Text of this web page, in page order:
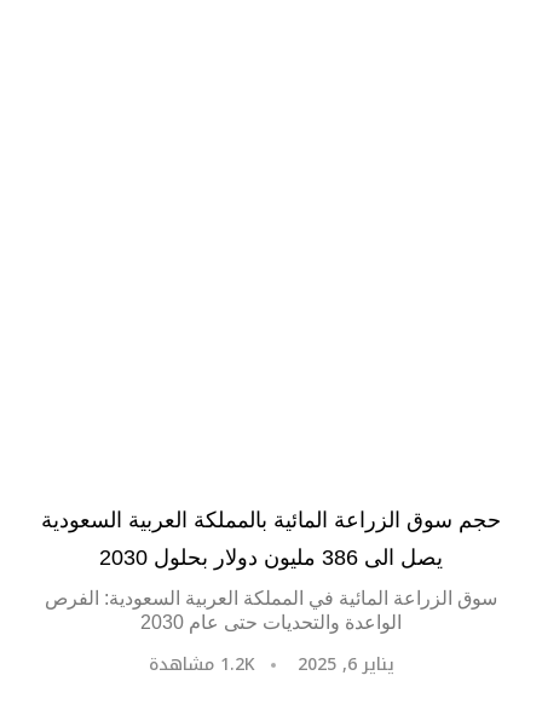
حجم سوق الزراعة المائية بالمملكة العربية السعودية
يصل الى 386 مليون دولار بحلول 2030
سوق الزراعة المائية في المملكة العربية السعودية: الفرص
الواعدة والتحديات حتى عام 2030
يناير 6, 2025 1.2K مشاهدة